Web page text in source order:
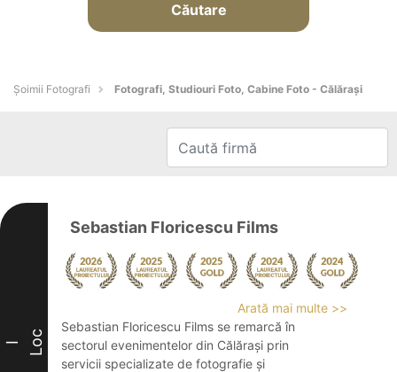
Căutare
Șoimii Fotografi Fotografi, Studiouri Foto, Cabine Foto - Călăraşi
I Loc
Sebastian Floricescu Films
Arată mai multe >>
Sebastian Floricescu Films se remarcă în
sectorul evenimentelor din Călărași prin
servicii specializate de fotografie și